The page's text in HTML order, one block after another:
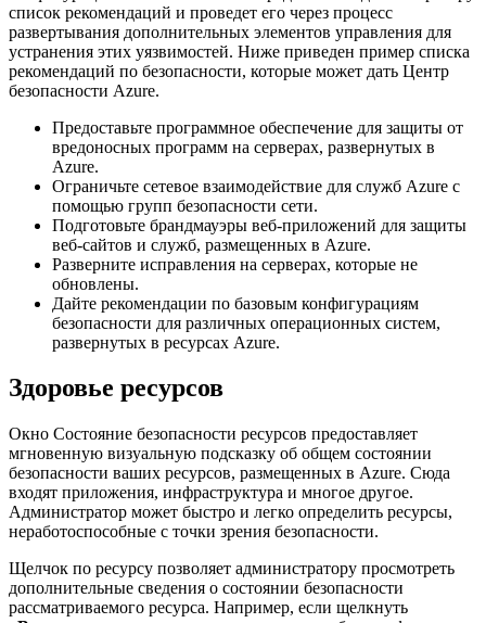
список рекомендаций и проведет его через процесс
развертывания дополнительных элементов управления для
устранения этих уязвимостей. Ниже приведен пример списка
рекомендаций по безопасности, которые может дать Центр
безопасности Azure.
Предоставьте программное обеспечение для защиты от
вредоносных программ на серверах, развернутых в
Azure.
Ограничьте сетевое взаимодействие для служб Azure с
помощью групп безопасности сети.
Подготовьте брандмауэры веб-приложений для защиты
веб-сайтов и служб, размещенных в Azure.
Разверните исправления на серверах, которые не
обновлены.
Дайте рекомендации по базовым конфигурациям
безопасности для различных операционных систем,
развернутых в ресурсах Azure.
Здоровье ресурсов
Окно Состояние безопасности ресурсов предоставляет
мгновенную визуальную подсказку об общем состоянии
безопасности ваших ресурсов, размещенных в Azure. Сюда
входят приложения, инфраструктура и многое другое.
Администратор может быстро и легко определить ресурсы,
неработоспособные с точки зрения безопасности.
Щелчок по ресурсу позволяет администратору просмотреть
дополнительные сведения о состоянии безопасности
рассматриваемого ресурса. Например, если щелкнуть